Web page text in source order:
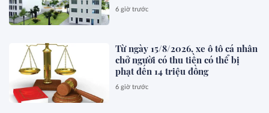
6 giờ trước
Từ ngày 15/8/2026, xe ô tô cá nhân
chở người có thu tiền có thể bị
phạt đến 14 triệu đồng
6 giờ trước